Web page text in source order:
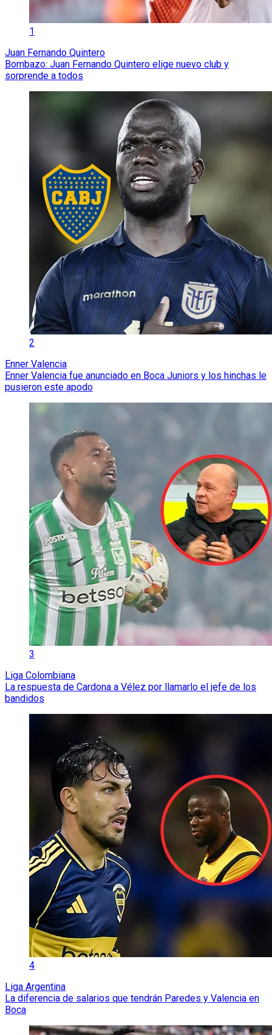
1
Juan Fernando Quintero
Bombazo: Juan Fernando Quintero elige nuevo club y
sorprende a todos
2
Enner Valencia
Enner Valencia fue anunciado en Boca Juniors y los hinchas le
pusieron este apodo
3
Liga Colombiana
La respuesta de Cardona a Vélez por llamarlo el jefe de los
bandidos
4
Liga Argentina
La diferencia de salarios que tendrán Paredes y Valencia en
Boca